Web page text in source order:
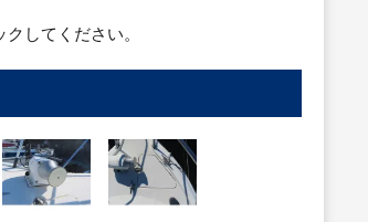
してください。